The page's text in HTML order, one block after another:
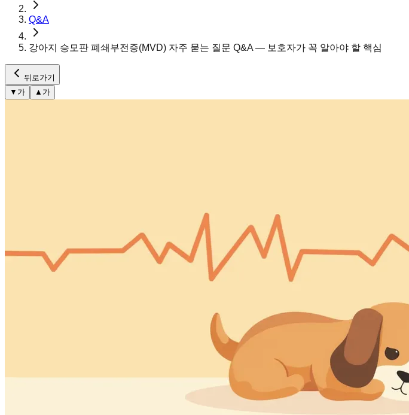
Q&A
강아지 승모판 폐쇄부전증(MVD) 자주 묻는 질문 Q&A — 보호자가 꼭 알아야 할 핵심
뒤로가기
▼ 가 ▲ 가